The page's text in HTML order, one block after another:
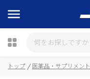
トップ 医薬品・サプリメント